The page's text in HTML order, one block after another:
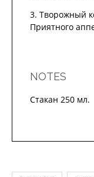
Творожный
Приятного
NOTES
Стакан 250 мл.